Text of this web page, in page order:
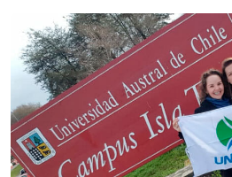
CPA
Biblioteca
Editora